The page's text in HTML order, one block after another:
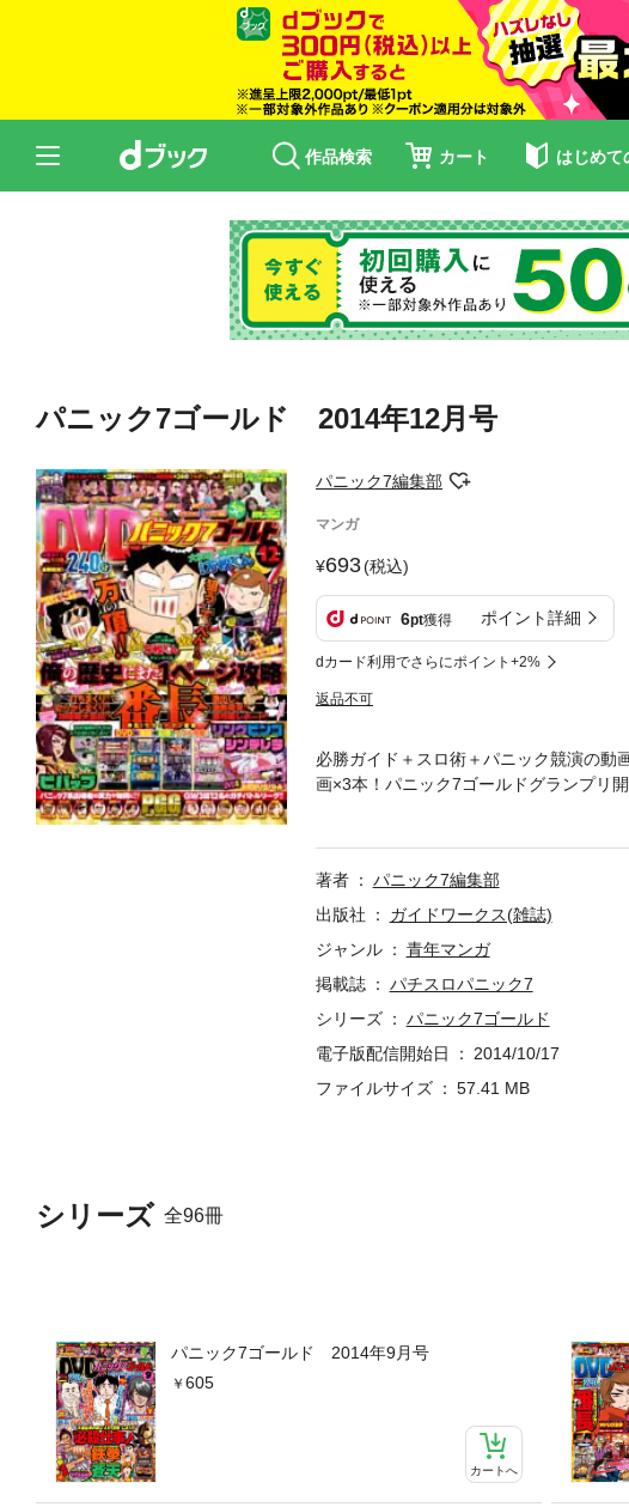
作品検索 カート はじめて
パニック7ゴールド 2014年12月号
パニック7編集部
マンガ
693(税込)
6pt獲得 ポイント詳細
dカード利用でさらにポイント+2%
返品不可
シリーズ 全96冊
パニック7ゴールド 2014年9月号
605
カートへ
必勝ガイド＋スロ術＋パニック競演の
画×3本！パニック7ゴールドグランプリ
略陣があの手この手の超研修!! その他
子版には付属していません。DVD動画は
著者
パニック7編集部
出版社
ガイドワークス(雑誌)
ジャンル
青年マンガ
掲載誌
パチスロパニック7
シリーズ
パニック7ゴールド
電子版配信開始日
2014/10/17
ファイルサイズ
57.41 MB